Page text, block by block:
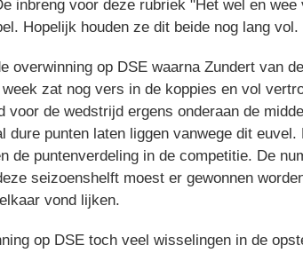
inbreng voor deze rubriek "Het wel en
Hopelijk houden ze dit beide nog lang vol.
overwinning op DSE waarna Zundert van
zat nog vers in de koppies en vol
voor de wedstrijd ergens onderaan de
dure punten laten liggen vanwege dit
de puntenverdeling in de competitie. De
seizoenshelft moest er gewonnen
vond lijken.
op DSE toch veel wisselingen in de